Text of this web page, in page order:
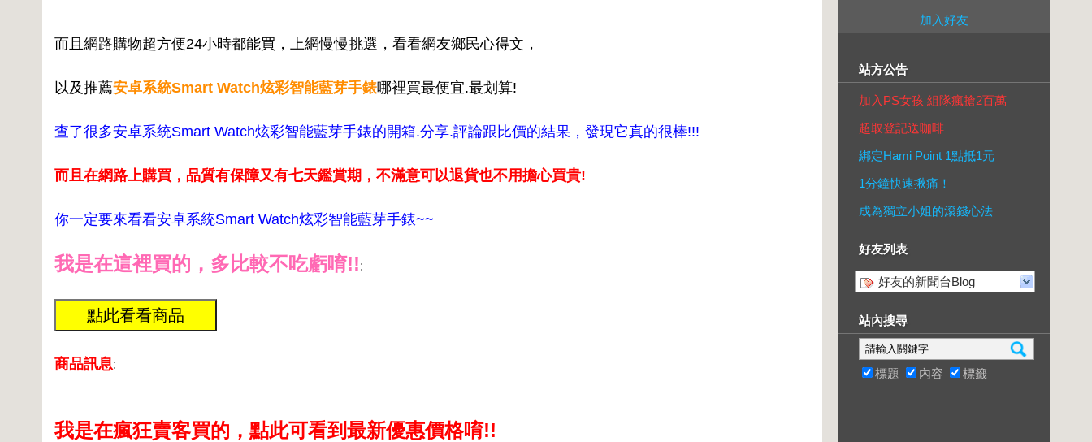
而且網路購物超方便24小時都能買，上網慢慢挑選，看看網友鄉民心得文，
以及推薦安卓系統Smart Watch炫彩智能藍芽手錶哪裡買最便宜.最划算!
查了很多安卓系統Smart Watch炫彩智能藍芽手錶的開箱.分享.評論跟比價的結果，發現它真的很棒!!!
而且在網路上購買，品質有保障又有七天鑑賞期，不滿意可以退貨也不用擔心買貴!
你一定要來看看安卓系統Smart Watch炫彩智能藍芽手錶~~
我是在這裡買的，多比較不吃虧唷!!:
商品訊息:
我是在瘋狂賣客買的，點此可看到最新優惠價格唷!!
加入好友
站方公告
加入PS女孩 組隊瘋搶2百萬
超取登記送咖啡
綁定Hami Point 1點抵1元
1分鐘快速揪痛！
成為獨立小姐的滾錢心法
好友列表
好友的新聞台Blog
站內搜尋
標題 內容 標籤